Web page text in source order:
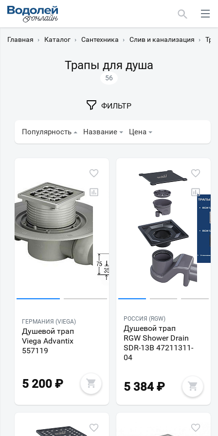
Главная › Каталог › Сантехника › Слив и канализация ›
Трапы для душа
56
ФИЛЬТР
Популярность Название Цена
ГЕРМАНИЯ (VIEGA)
Душевой трап
Viega Advantix
557119
5 200 ₽
РОССИЯ (RGW)
Душевой трап
RGW Shower Drain
SDR-13B 47211311-
04
5 384 ₽